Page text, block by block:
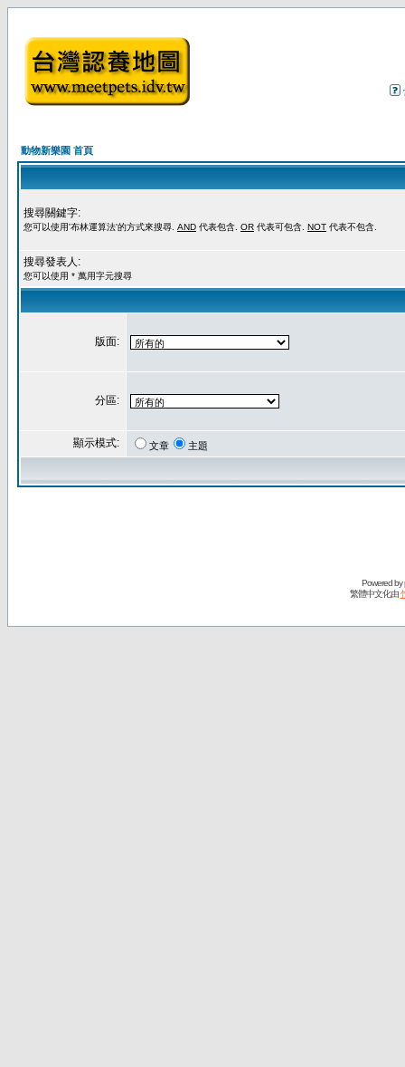
動物新樂園 首頁
搜尋關鍵字:
您可以使用'布林運算法'的方式來搜尋. AND 代表包含. OR 代表可包含. NOT 代表不包含.
搜尋發表人:
您可以使用 * 萬用字元搜尋
版面:
分區:
顯示模式: 文章 主題
Powered by
繁體中文化由